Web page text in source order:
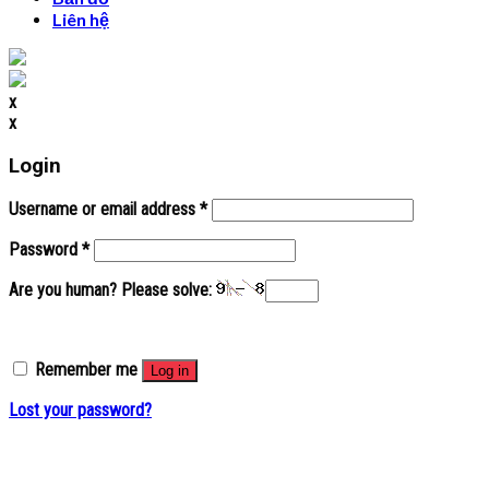
Liên hệ
x
x
Login
Username or email address *
Password *
Are you human? Please solve:
Remember me Log in
Lost your password?